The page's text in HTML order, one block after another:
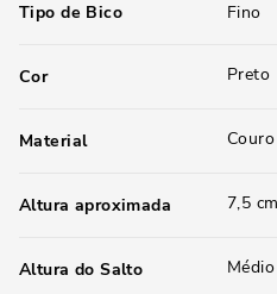
Tipo de Bico Fino
Cor Preto
Material Couro
Altura aproximada 7,5 cm
Altura do Salto Médio